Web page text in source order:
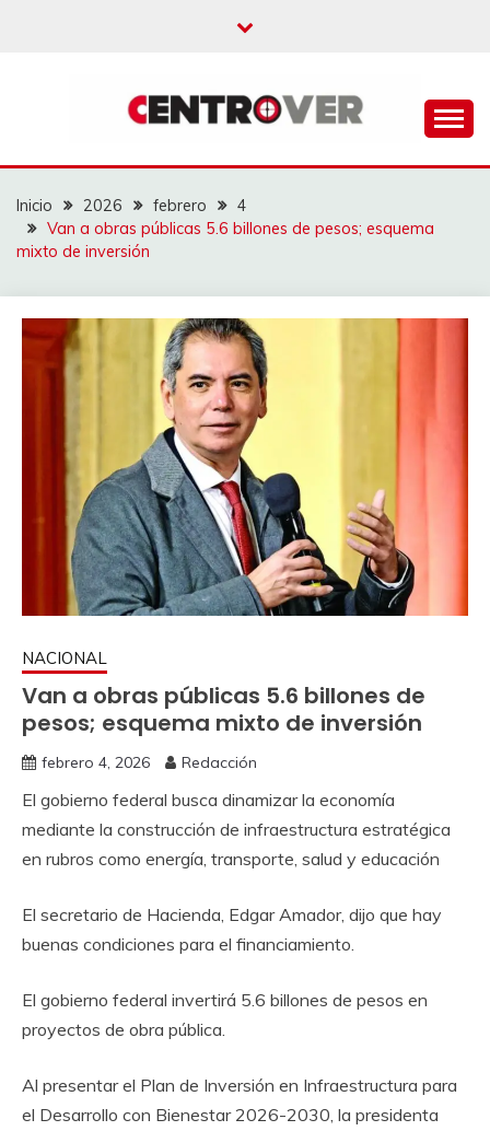
CENTROVER
NOTICIAS
Inicio 2026 febrero
4
Van a obras públicas 5.6 billones de pesos; esquema
mixto de inversión
NACIONAL
Van a obras públicas 5.6 billones de
pesos; esquema mixto de inversión
febrero 4, 2026 Redacción
El gobierno federal busca dinamizar la economía
mediante la construcción de infraestructura estratégica
en rubros como energía, transporte, salud y educación
El secretario de Hacienda, Edgar Amador, dijo que hay
buenas condiciones para el financiamiento.
El gobierno federal invertirá 5.6 billones de pesos en
proyectos de obra pública.
Al presentar el Plan de Inversión en Infraestructura para
el Desarrollo con Bienestar 2026-2030, la presidenta